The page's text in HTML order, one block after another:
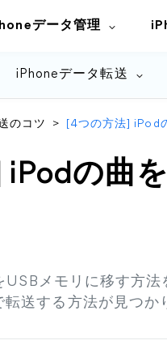
データ管理
iPhoneデータ転送
のコツ > [4つの方法] iPod
iPodの曲
USBメモリに移す方
送する方法が見つか